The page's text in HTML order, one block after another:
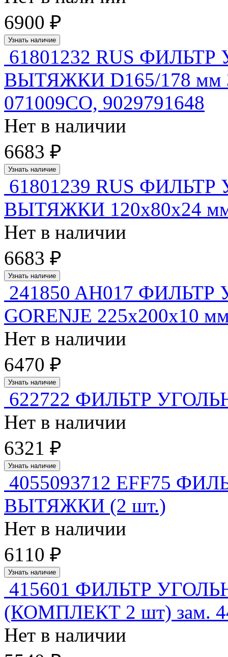
6900 ₽
Узнать наличие
61801232 RUS
ВЫТЯЖКИ D165/178 мм
071009CO, 9029791648
Нет в наличии
6683 ₽
Узнать наличие
61801239 RUS
ВЫТЯЖКИ 120x80x24
Нет в наличии
6683 ₽
Узнать наличие
241850 AH017
GORENJE 225x200x10
Нет в наличии
6470 ₽
Узнать наличие
622722 ФИЛЬТР
Нет в наличии
6321 ₽
Узнать наличие
4055093712 EFF75
ВЫТЯЖКИ (2 шт.)
Нет в наличии
6110 ₽
Узнать наличие
415601 ФИЛЬТР
(КОМПЛЕКТ 2 шт) зам.
Нет в наличии